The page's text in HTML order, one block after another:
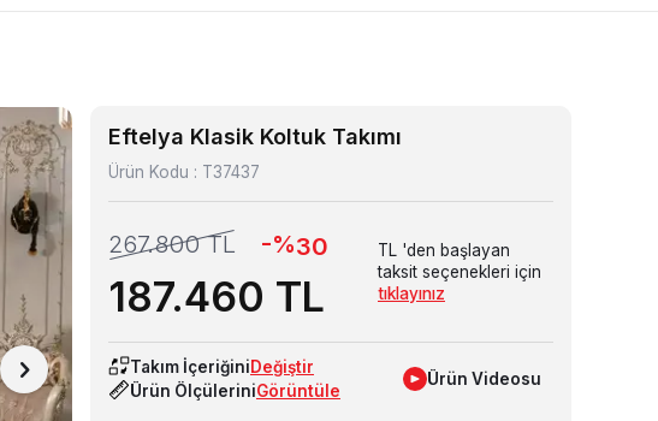
Eftelya Klasik Koltuk Takımı
Ürün Kodu : T37437
267.800TL -%30
187.460 TL
TL 'den başlayan
taksit seçenekleri için
tıklayınız
Takım İçeriğiniDeğiştir
Ürün ÖlçüleriniGörüntüle
Ürün Videosu